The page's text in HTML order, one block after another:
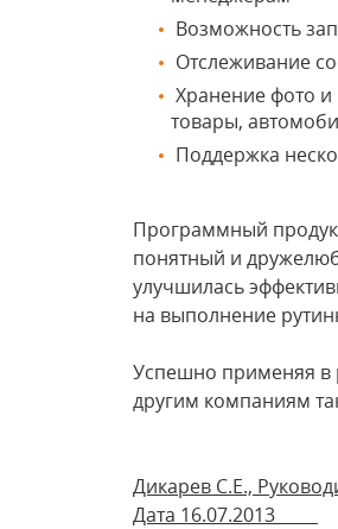
Возможность
Отслеживание
Хранение фото
товары,
Поддержка
Программный
понятный и
улучшилась
на выполнение
Успешно применяя в
другим компаниям
Дикарев С.Е.,
Дата 16.07.2013